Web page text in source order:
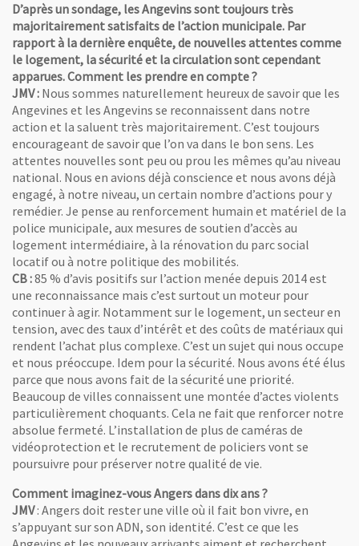
D’après un sondage, les Angevins sont toujours très
majoritairement satisfaits de l’action municipale. Par
rapport à la dernière enquête, de nouvelles attentes comme
le logement, la sécurité et la circulation sont cependant
apparues. Comment les prendre en compte ?
JMV : Nous sommes naturellement heureux de savoir que les
Angevines et les Angevins se reconnaissent dans notre
action et la saluent très majoritairement. C’est toujours
encourageant de savoir que l’on va dans le bon sens. Les
attentes nouvelles sont peu ou prou les mêmes qu’au niveau
national. Nous en avions déjà conscience et nous avons déjà
engagé, à notre niveau, un certain nombre d’actions pour y
remédier. Je pense au renforcement humain et matériel de la
police municipale, aux mesures de soutien d’accès au
logement intermédiaire, à la rénovation du parc social
locatif ou à notre politique des mobilités.
CB :85 % d’avis positifs sur l’action menée depuis 2014 est
une reconnaissance mais c’est surtout un moteur pour
continuer à agir. Notamment sur le logement, un secteur en
tension, avec des taux d’intérêt et des coûts de matériaux qui
rendent l’achat plus complexe. C’est un sujet qui nous occupe
et nous préoccupe. Idem pour la sécurité. Nous avons été élus
parce que nous avons fait de la sécurité une priorité.
Beaucoup de villes connaissent une montée d’actes violents
particulièrement choquants. Cela ne fait que renforcer notre
absolue fermeté. L’installation de plus de caméras de
vidéoprotection et le recrutement de policiers vont se
poursuivre pour préserver notre qualité de vie.
Comment imaginez-vous Angers dans dix ans ?
JMV: Angers doit rester une ville où il fait bon vivre, en
s’appuyant sur son ADN, son identité. C’est ce que les